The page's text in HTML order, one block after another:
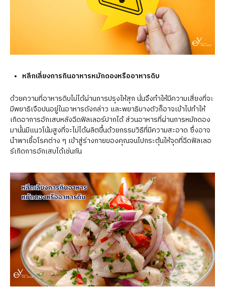
หลีกเลี่ยงการกินอาหารหมักดองหรืออาหารดิบ
ด้วยความที่อาหารดิบไม่ได้ผ่านการปรุงให้สุก นั่นจึงทำให้มีความเสี่ยงที่จะ
มีพยาธิเจือปนอยู่ในอาหารดังกล่าว และพยาธิบางตัวก็อาจเข้าไปทำให้
เกิดอาการอักเสบหลังฉีดฟิลเลอร์ปากได้ ส่วนอาหารที่ผ่านการหมักดอง
มานั้นมีแนวโน้มสูงที่จะไม่ได้ผลิตขึ้นด้วยกรรมวิธีที่มีความสะอาด ซึ่งอาจ
นำพาเชื้อโรคต่าง ๆ เข้าสู่ร่างกายของคุณจนไปกระตุ้นให้จุดที่ฉีดฟิลเลอ
ร์เกิดการอักเสบได้เช่นกัน